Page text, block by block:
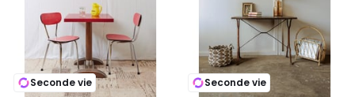
Seconde vie Seconde vie